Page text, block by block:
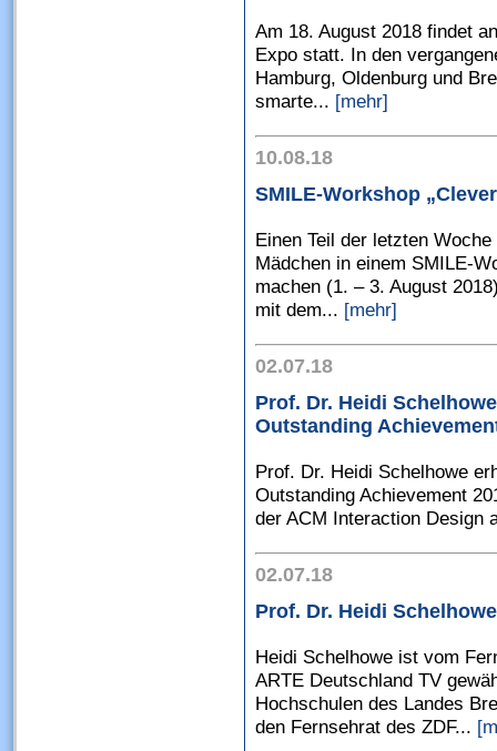
Am 18. August 2018 findet
Expo statt. In den
Hamburg, Oldenburg und
smarte... [mehr]
10.08.18
SMILE-Workshop
Einen Teil der letzten
Mädchen in einem SMILE-
machen (1. – 3. August
mit dem... [mehr]
02.07.18
Prof. Dr. Heidi
Outstanding
Prof. Dr. Heidi Schelhowe
Outstanding Achievement
der ACM Interaction Design
02.07.18
Prof. Dr. Heidi
Heidi Schelhowe ist vom
ARTE Deutschland TV
Hochschulen des Landes
den Fernsehrat des ZDF...